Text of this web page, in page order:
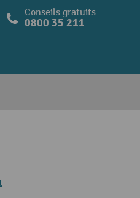
Conseils gratuits
0800 35 211